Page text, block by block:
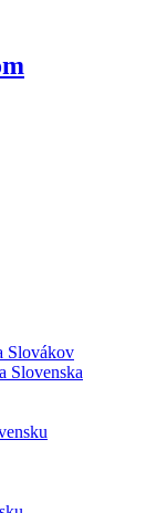
Slovákov
Slovenska